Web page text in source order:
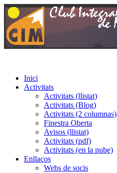
Inici
Activitats
Activitats (llistat)
Activitats (Blog)
Activitats (2 columnas)
Finestra Oberta
Avisos (llistat)
Activitats (pdf)
Activitats (en la nube)
Enllaços
Webs de socis